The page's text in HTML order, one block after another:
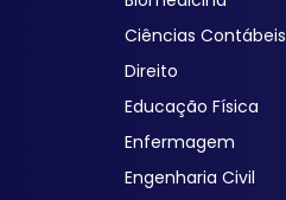
Ciências Contábeis
Direito
Educação Física
Enfermagem
Engenharia Civil